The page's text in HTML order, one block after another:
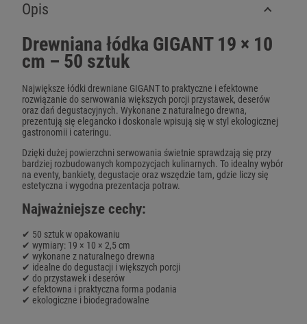
Opis
Drewniana łódka GIGANT 19 × 10
cm – 50 sztuk
Największe łódki drewniane GIGANT to praktyczne i efektowne
rozwiązanie do serwowania większych porcji przystawek, deserów
oraz dań degustacyjnych. Wykonane z naturalnego drewna,
prezentują się elegancko i doskonale wpisują się w styl ekologicznej
gastronomii i cateringu.
Dzięki dużej powierzchni serwowania świetnie sprawdzają się przy
bardziej rozbudowanych kompozycjach kulinarnych. To idealny wybór
na eventy, bankiety, degustacje oraz wszędzie tam, gdzie liczy się
estetyczna i wygodna prezentacja potraw.
Najważniejsze cechy:
✔ 50 sztuk w opakowaniu
✔ wymiary: 19 × 10 × 2,5 cm
✔ wykonane z naturalnego drewna
✔ idealne do degustacji i większych porcji
✔ do przystawek i deserów
✔ efektowna i praktyczna forma podania
✔ ekologiczne i biodegradowalne